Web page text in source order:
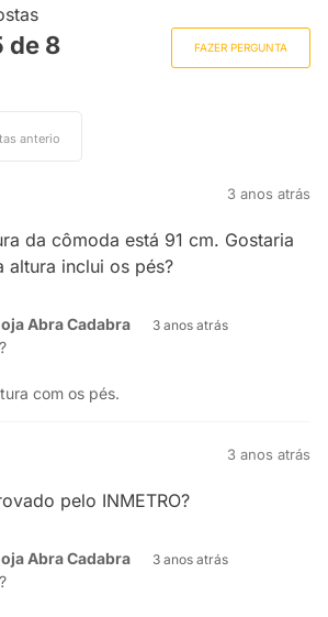
de 8
FAZER PERGUNTA
3 anos atrás
da cômoda está 91 cm. Gostaria
altura inclui os pés?
Abra Cadabra 3 anos atrás
com os pés.
3 anos atrás
pelo INMETRO?
Abra Cadabra 3 anos atrás